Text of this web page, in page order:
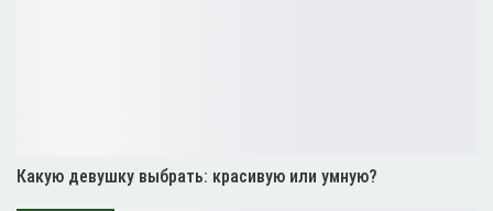
Какую девушку выбрать: красивую или умную?